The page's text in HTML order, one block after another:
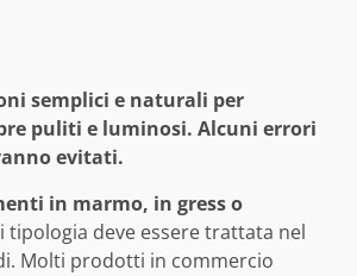
semplici e naturali per
puliti e luminosi. Alcuni errori
evitati.
in marmo, in gress o
tipologia deve essere trattata nel
Molti prodotti in commercio